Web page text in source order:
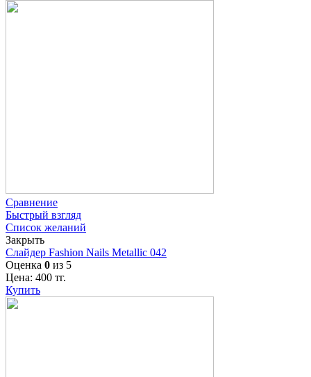
Сравнение
Быстрый взгляд
Список желаний
Закрыть
Слайдер Fashion Nails Metallic 042
Оценка 0 из 5
Цена: 400 тг.
Купить